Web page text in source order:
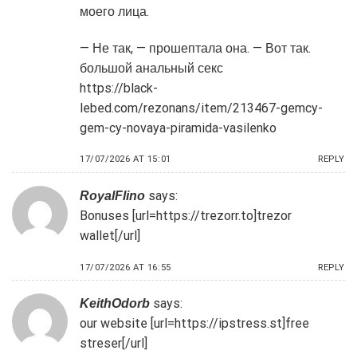
моего лица.
— Не так, — прошептала она. — Вот так.
большой анальный секс
https://black-
lebed.com/rezonans/item/213467-gemcy-
gem-cy-novaya-piramida-vasilenko
17/07/2026 AT 15:01 REPLY
RoyalFlino says:
Bonuses [url=https://trezorr.to]trezor
wallet[/url]
17/07/2026 AT 16:55 REPLY
KeithOdorb says:
our website [url=https://ipstress.st]free
streser[/url]